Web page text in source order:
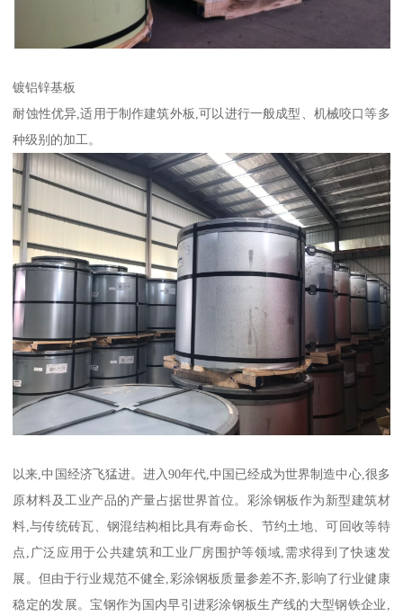
镀铝锌基板
耐蚀性优异,适用于制作建筑外板,可以进行一般成型、机械咬口等多
种级别的加工。
以来,中国经济飞猛进。进入90年代,中国已经成为世界制造中心,很多
原材料及工业产品的产量占据世界首位。彩涂钢板作为新型建筑材
料,与传统砖瓦、钢混结构相比具有寿命长、节约土地、可回收等特
点,广泛应用于公共建筑和工业厂房围护等领域,需求得到了快速发
展。但由于行业规范不健全,彩涂钢板质量参差不齐,影响了行业健康
稳定的发展。宝钢作为国内早引进彩涂钢板生产线的大型钢铁企业,